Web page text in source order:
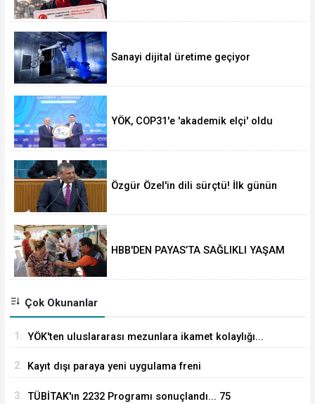
Sanayi dijital üretime geçiyor
YÖK, COP31'e 'akademik elçi' oldu
Özgür Özel'in dili sürçtü! İlk günün
HBB'DEN PAYAS’TA SAĞLIKLI YAŞAM
Çok Okunanlar
1. YÖK'ten uluslararası mezunlara ikamet kolaylığı...
2. Kayıt dışı paraya yeni uygulama freni
3. TÜBİTAK'ın 2232 Programı sonuçlandı... 75